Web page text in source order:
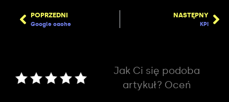
POPRZEDNI
Google cache
NASTĘPNY
KPI
Jak Ci się podoba
artykuł? Oceń